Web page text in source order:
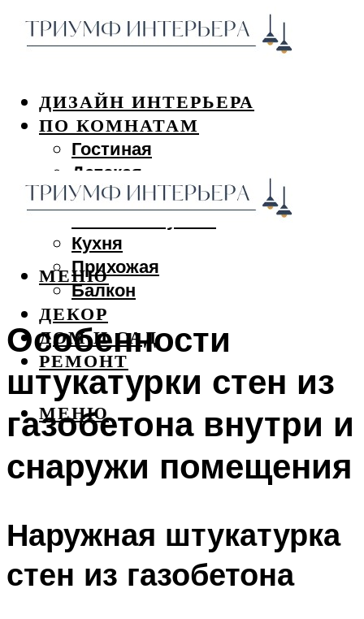
ДИЗАЙН ИНТЕРЬЕРА
ПО КОМНАТАМ
Гостиная
Детская
Спальня
Кухня
Прихожая
Балкон
ДЕКОР
ДОМ И САД
РЕМОНТ
МЕНЮ
МЕНЮ
Особенности
штукатурки стен из
газобетона внутри и
снаружи помещения
Наружная штукатурка
стен из газобетона